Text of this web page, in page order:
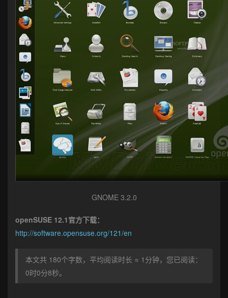
GNOME 3.2.0
openSUSE 12.1官方下载：
http://software.opensuse.org/121/en
本文共 180个字数，平均阅读时长 ≈ 1分钟，您已阅读：
0时0分9秒。